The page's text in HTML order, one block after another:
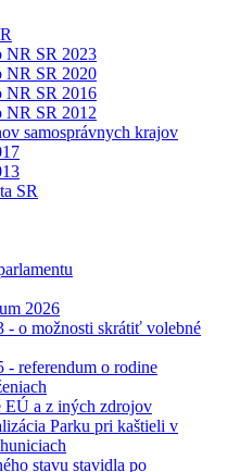
NR SR 2023
NR SR 2020
NR SR 2016
SR 2012
samosprávnych krajov
SR
2026
- o možnosti skrátiť volebné
- referendum o rodine
EÚ a z iných zdrojov
Parku pri kaštieli v
stavu stavidla po